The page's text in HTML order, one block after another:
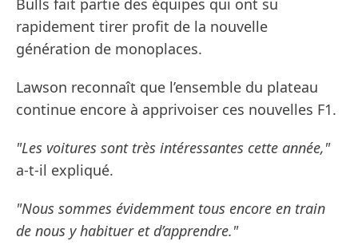
Bulls fait partie des équipes qui ont su
rapidement tirer profit de la nouvelle
génération de monoplaces.
Lawson reconnaît que l’ensemble du plateau
continue encore à apprivoiser ces nouvelles F1.
"Les voitures sont très intéressantes cette année,"
a-t-il expliqué.
"Nous sommes évidemment tous encore en train
de nous y habituer et d’apprendre."